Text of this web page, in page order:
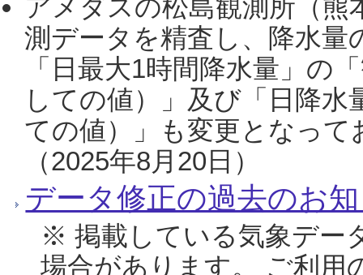
アメダスの松島観測所（熊
測データを精査し、降水
「日最大1時間降水量」の
しての値）」及び「日降
ての値）」も変更となっ
（2025年8月20日）
データ修正の過去のお
※ 掲載している気象デー
場合があります。 ご利用